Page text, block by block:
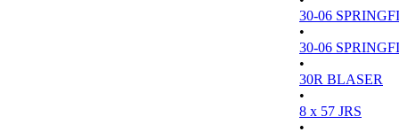
30-06
•
30-06
•
30R BLASER
•
8 x 57 JRS
•